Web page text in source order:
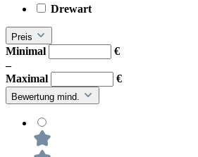
Drewart
Preis
Minimal
€
–
Maximal
€
Bewertung mind.